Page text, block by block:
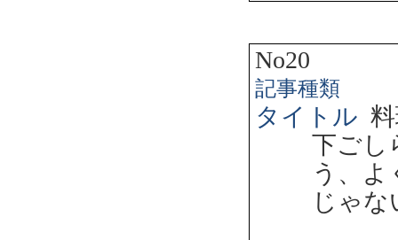
No20
記事種類
タイトル
下ごし
う、
じゃな